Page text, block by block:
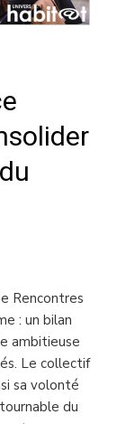
Rencontres
: un bilan
ambitieuse
Le collectif
sa volonté
du